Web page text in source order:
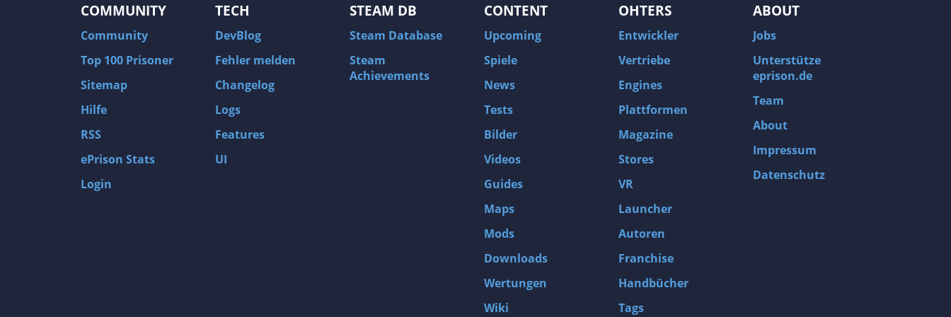
COMMUNITY
Community
Top 100 Prisoner
Sitemap
Hilfe
RSS
ePrison Stats
Login
TECH
DevBlog
Fehler melden
Changelog
Logs
Features
UI
STEAM DB
Steam Database
Steam
Achievements
CONTENT
Upcoming
Spiele
News
Tests
Bilder
Videos
Guides
Maps
Mods
Downloads
Wertungen
Wiki
OHTERS
Entwickler
Vertriebe
Engines
Plattformen
Magazine
Stores
VR
Launcher
Autoren
Franchise
Handbücher
Tags
ABOUT
Jobs
Unterstütze
eprison.de
Team
About
Impressum
Datenschutz